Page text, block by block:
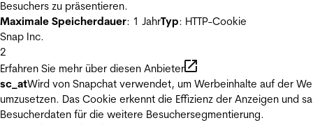
Besuchers zu präsentieren.
Maximale Speicherdauer: 1 JahrTyp: HTTP-Cookie
Snap Inc.
2
Erfahren Sie mehr über diesen Anbieter
sc_atWird von Snapchat verwendet, um Werbeinhalte auf der
umzusetzen. Das Cookie erkennt die Effizienz der Anzeigen und
Besucherdaten für die weitere Besuchersegmentierung.